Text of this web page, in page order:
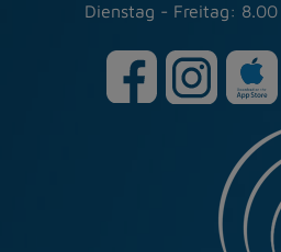
Dienstag - Freitag: